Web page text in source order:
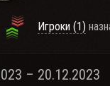
Игроки (1)
– 20.12.2023